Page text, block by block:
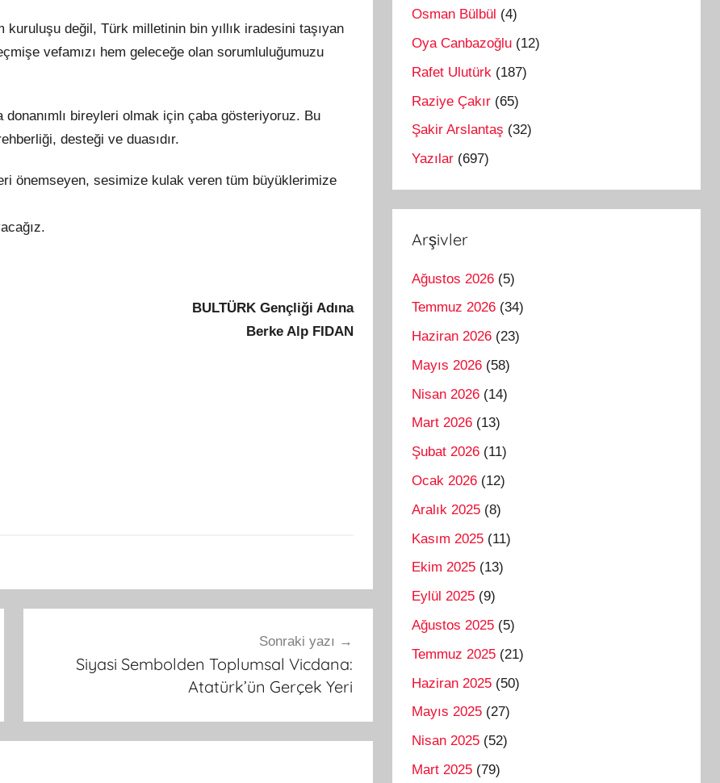
değil, Türk milletinin bin yıllık iradesini taşıyan
vefamızı hem geleceğe olan sorumluluğumuzu
donanımlı bireyleri olmak için çaba gösteriyoruz. Bu
desteği ve duasıdır.
önemseyen, sesimize kulak veren tüm büyüklerimize
BULTÜRK Gençliği Adına
Berke Alp FIDAN
Sonraki yazı
Siyasi Sembolden Toplumsal Vicdana:
Atatürk’ün Gerçek Yeri
Osman Bülbül (4)
Oya Canbazoğlu (12)
Rafet Ulutürk (187)
Raziye Çakır (65)
Şakir Arslantaş (32)
Yazılar (697)
Arşivler
Ağustos 2026 (5)
Temmuz 2026 (34)
Haziran 2026 (23)
Mayıs 2026 (58)
Nisan 2026 (14)
Mart 2026 (13)
Şubat 2026 (11)
Ocak 2026 (12)
Aralık 2025 (8)
Kasım 2025 (11)
Ekim 2025 (13)
Eylül 2025 (9)
Ağustos 2025 (5)
Temmuz 2025 (21)
Haziran 2025 (50)
Mayıs 2025 (27)
Nisan 2025 (52)
Mart 2025 (79)